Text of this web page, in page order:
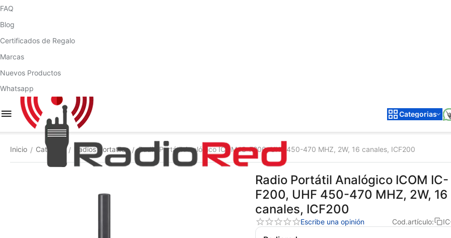
FAQ
Blog
Certificados de Regalo
Marcas
Nuevos Productos
Whatsapp
Categorias
Inicio / Catálogo / Radios Portatiles / Radio Portátil Analógico ICOM IC-F200, UHF 450-470 MHZ, 2W, 16 canales, ICF200
Radio Portátil Analógico ICOM IC-
F200, UHF 450-470 MHZ, 2W, 16
canales, ICF200
Escribe una opinión Cod.artículo: